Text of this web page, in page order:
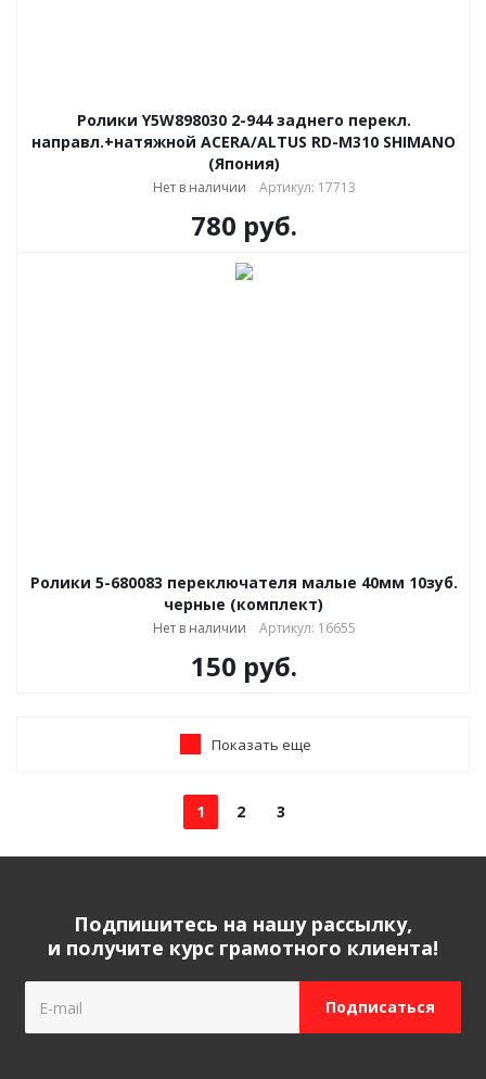
Ролики Y5W898030 2-944 заднего перекл.
направл.+натяжной ACERA/ALTUS RD-M310 SHIMANO
(Япония)
Нет в наличии Артикул: 17713
780 руб.
Ролики 5-680083 переключателя малые 40мм 10зуб.
черные (комплект)
Нет в наличии Артикул: 16655
150 руб.
Показать еще
1 2 3
Подпишитесь на нашу рассылку,
и получите курс грамотного клиента!